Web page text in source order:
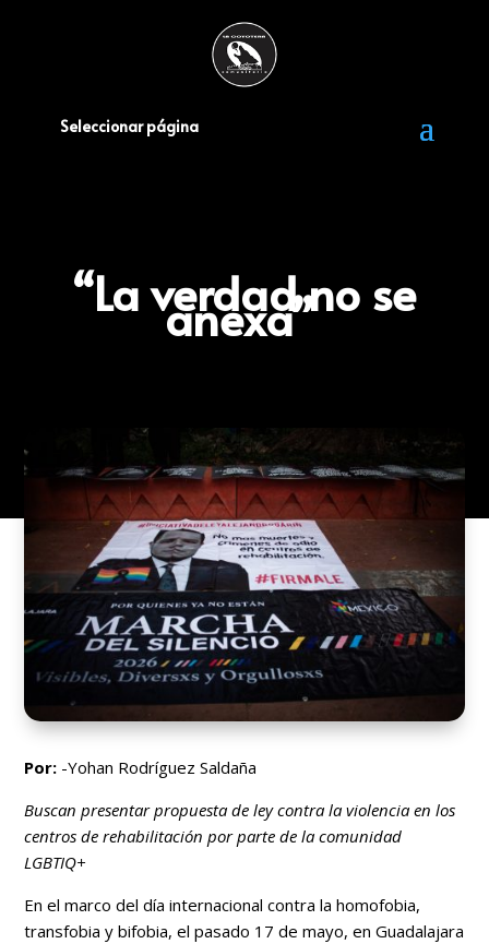
Seleccionar página
“La verdad no se
anexa”
Por: -Yohan Rodríguez Saldaña
Buscan presentar propuesta de ley contra la violencia en los
centros de rehabilitación por parte de la comunidad
LGBTIQ+
En el marco del día internacional contra la homofobia,
transfobia y bifobia, el pasado 17 de mayo, en Guadalajara